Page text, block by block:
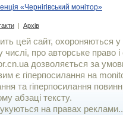
«Чернігівський монітор»
| Архів
цей сайт, охороняються у
про авторське право і
дозволяється за
є гiперпосилання на
та гіперпосилання
абзаці тексту.
на правах реклами..